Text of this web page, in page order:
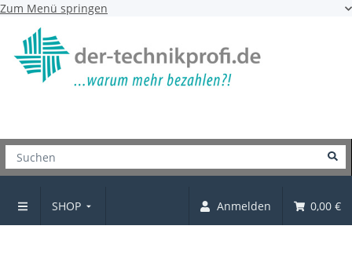
Zum Menü springen
SHOP Anmelden 0,00 €
Bodenträger